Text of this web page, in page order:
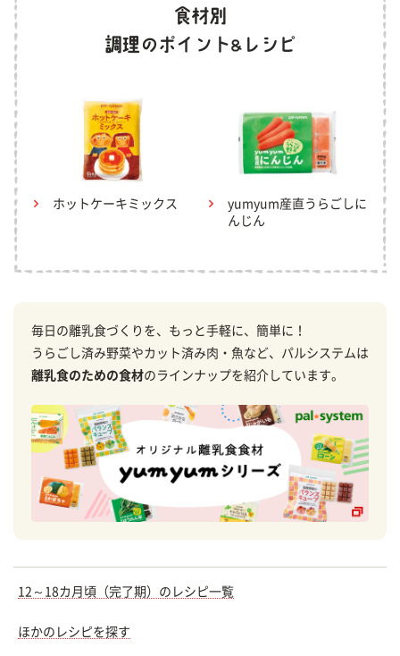
ホットケーキミックス
yumyum産直うらごしに
んじん
毎日の離乳食づくりを、もっと手軽に、簡単に！
うらごし済み野菜やカット済み肉・魚など、パルシステムは
離乳食のための食材のラインナップを紹介しています。
12～18カ月頃（完了期）のレシピ一覧
ほかのレシピを探す